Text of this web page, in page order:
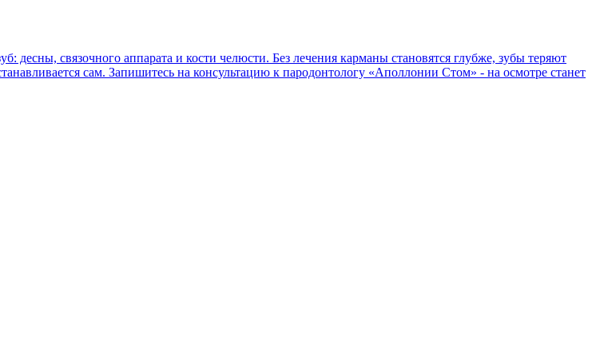
десны, связочного аппарата и кости челюсти. Без лечения карманы становятся глубже, зубы теряют
сам. Запишитесь на консультацию к пародонтологу «Аполлонии Стом» - на осмотре станет